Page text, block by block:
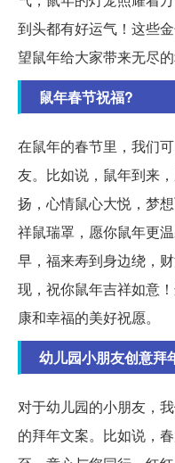
到头都有好运气！这些
望鼠年给大家带来无尽的
鼠年春节祝福?
在鼠年的春节里，我们
友。比如说，鼠年到来
扬，心情鼠心大悦，梦
祥鼠瑞罩，愿你鼠年更
早，福来寿到身边绕，
现，祝你鼠年吉祥如意
康和幸福的美好祝愿。
幼儿园小朋友创意拜
对于幼儿园的小朋友，
的拜年文案。比如说，